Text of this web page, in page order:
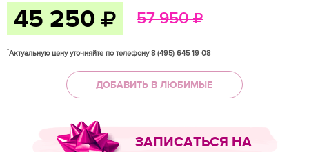
45 250 57 950
*Актуальную цену уточняйте по телефону 8 (495) 645 19 08
ДОБАВИТЬ В ЛЮБИМЫЕ
ЗАПИСАТЬСЯ НА